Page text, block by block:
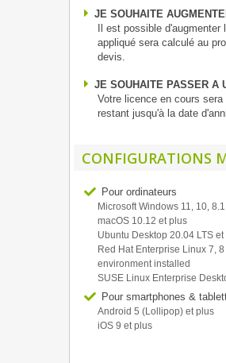
JE SOUHAITE
Il est possible
appliqué sera calculé au
devis.
JE SOUHAITE PASSER A
Votre licence en cours
restant jusqu'à la date
CONFIGURATIONS
Pour ordinateurs
Microsoft Windows 11, 10,
macOS 10.12 et plus
Ubuntu Desktop 20.04 LTS
Red Hat Enterprise Linux 7,
environment installed
SUSE Linux Enterprise
Pour smartphones &
Android 5 (Lollipop) et plus
iOS 9 et plus